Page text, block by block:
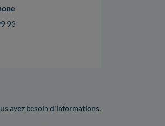
93
avez besoin d'informations.